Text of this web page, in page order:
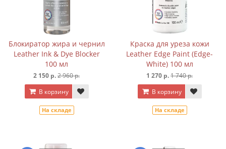
Блокиратор жира и чернил
Leather Ink & Dye Blocker
100 мл
2 150 р.2 960 р.
В корзину
На складе
Краска для уреза кожи
Leather Edge Paint (Edge-
White) 100 мл
1 270 р.1 740 р.
В корзину
На складе